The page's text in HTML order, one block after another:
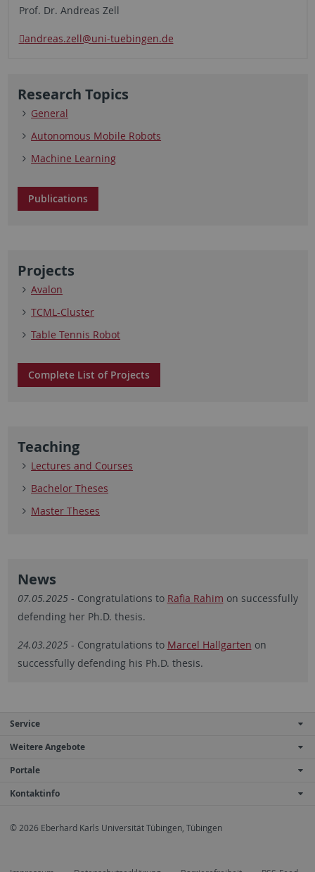
Prof. Dr. Andreas Zell
andreas.zell@uni-tuebingen.de
Research Topics
General
Autonomous Mobile Robots
Machine Learning
Publications
Projects
Avalon
TCML-Cluster
Table Tennis Robot
Complete List of Projects
Teaching
Lectures and Courses
Bachelor Theses
Master Theses
News
07.05.2025 - Congratulations to Rafia Rahim on successfully
defending her Ph.D. thesis.
24.03.2025 - Congratulations to Marcel Hallgarten on
successfully defending his Ph.D. thesis.
Service
Weitere Angebote
Portale
Kontaktinfo
© 2026 Eberhard Karls Universität Tübingen, Tübingen